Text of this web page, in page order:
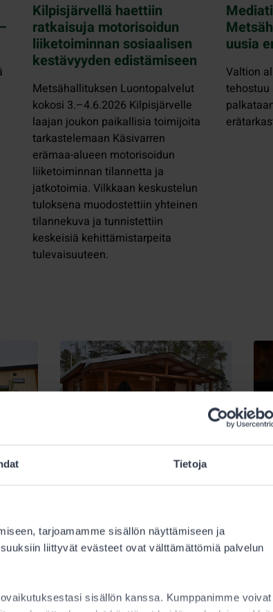
Tietoja
tarjoamamme sisällön näyttämiseen ja
liittyvät evästeet ovat välttämättömiä palvelun
sisällön kanssa. Kumppanimme voivat
Kilpisjärvellä haettiin
ratkaisuja motorisoidun
liiketoiminnan sosiaalisen
kestävyyden edistämiseen
Metsähallituksen Luontopalvelut
kokosi 3.–4.6.2026 Kilpisjärvelle
laajan joukon paikallisia toimijoita
tarkastelemaan Käsivarren
erämaa-alueen motorisoidun
liiketoiminnan tilannetta ja
jatkotoimia. Vilkkaan keskustelun
tuloksena muodostettiin yhteinen
tilannekuva ja tunnistettiin
keskeisiä kehittämistarpeita
tulevaisuuteen.
uusia
Valtion
tehostuu
Selkälahden ja